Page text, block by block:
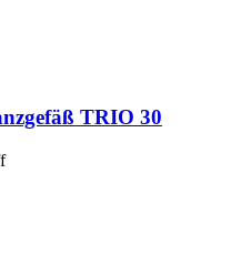
TRIO 30